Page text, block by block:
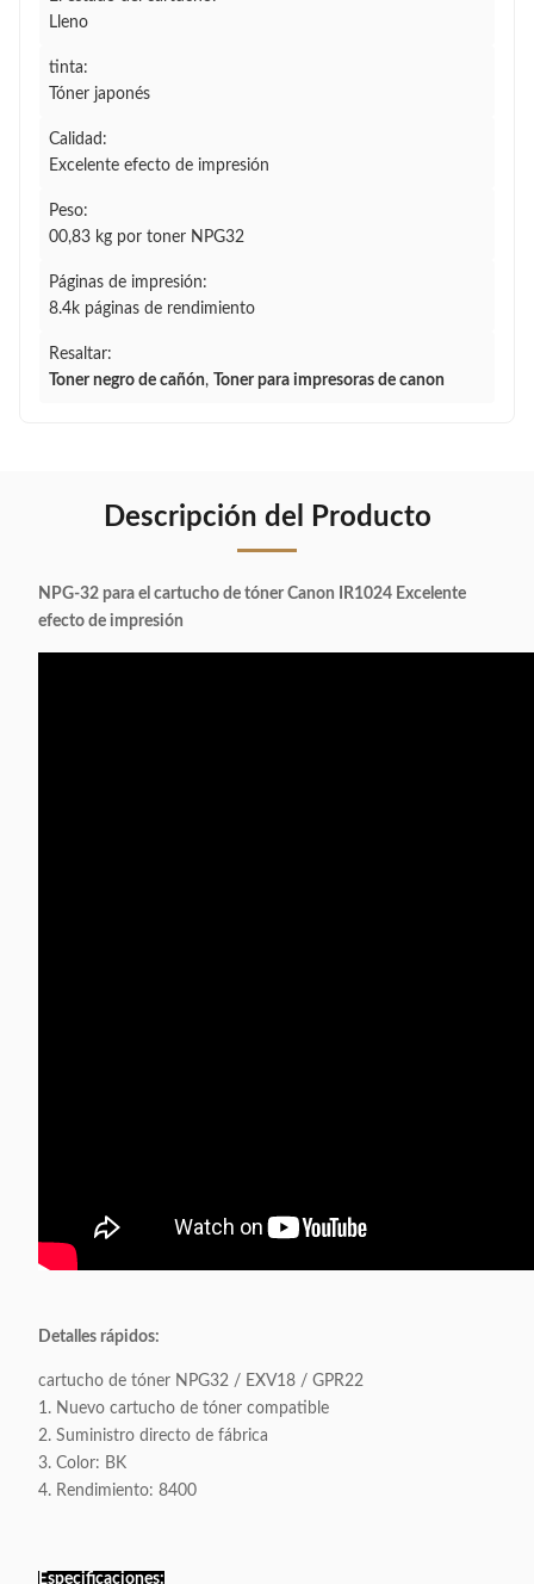
Lleno
tinta:
Tóner japonés
Calidad:
Excelente efecto de impresión
Peso:
00,83 kg por toner NPG32
Páginas de impresión:
8.4k páginas de rendimiento
Resaltar:
Toner negro de cañón, Toner para impresoras de canon
Descripción del Producto
NPG-32 para el cartucho de tóner Canon IR1024 Excelente
efecto de impresión
Detalles rápidos:
cartucho de tóner NPG32 / EXV18 / GPR22
1. Nuevo cartucho de tóner compatible
2. Suministro directo de fábrica
3. Color: BK
4. Rendimiento: 8400
Especificaciones: